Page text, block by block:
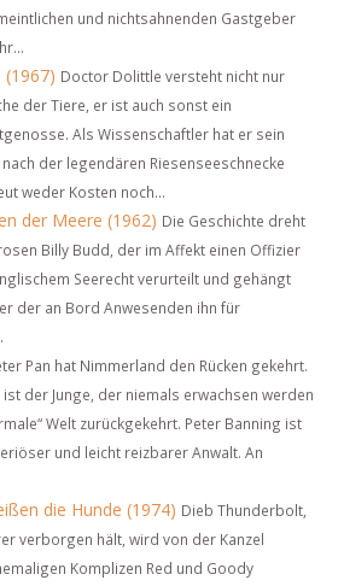
und nichtsahnenden Gastgeber
Doctor Dolittle versteht nicht nur
der Tiere, er ist auch sonst ein
Als Wissenschaftler hat er sein
der legendären Riesenseeschnecke
weder Kosten noch...
der Meere (1962) Die Geschichte dreht
Billy Budd, der im Affekt einen Offizier
Seerecht verurteilt und gehängt
der an Bord Anwesenden ihn für
Pan hat Nimmerland den Rücken gekehrt.
ist der Junge, der niemals erwachsen werden
Welt zurückgekehrt. Peter Banning ist
und leicht reizbarer Anwalt. An
die Hunde (1974) Dieb Thunderbolt,
verborgen hält, wird von der Kanzel
Komplizen Red und Goody